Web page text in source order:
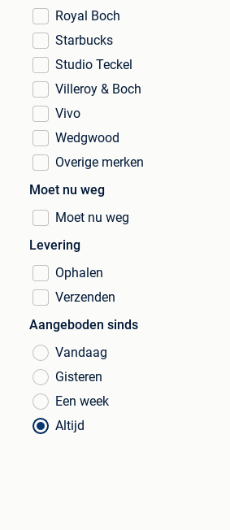
Royal Boch
Starbucks
Studio Teckel
Villeroy & Boch
Vivo
Wedgwood
Overige merken
Moet nu weg
Moet nu weg
Levering
Ophalen
Verzenden
Aangeboden sinds
Vandaag
Gisteren
Een week
Altijd